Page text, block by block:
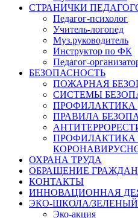
СТРАНИЧКИ
Педагог-психолог
Учитель-логопед
Муз.руководитель
Инструктор по ФК
Педагог-
БЕЗОПАСНОСТЬ
ПОЖАРНАЯ
СИСТЕМЫ
ПРОФИЛАКТИКА
ПРАВИЛА
ПРОФИЛАКТИКА
ОХРАНА ТРУДА
ОБРАЩЕНИЕ ГРАЖДАН
КОНТАКТЫ
ИННОВАЦИОННАЯ
ЭКО-ШКОЛА/
Эко-акция